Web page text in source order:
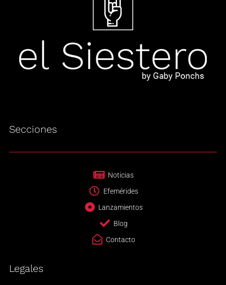
Secciones
Noticias
Efemérides
Lanzamientos
Blog
Contacto
Legales